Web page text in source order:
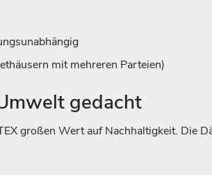
mit mehreren Parteien)
gedacht
großen Wert auf Nachhaltigkeit. Die